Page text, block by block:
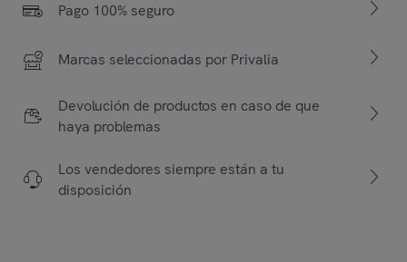
Pago 100% seguro
Marcas seleccionadas por Privalia
Devolución de productos en caso de que
haya problemas
Los vendedores siempre están a tu
disposición